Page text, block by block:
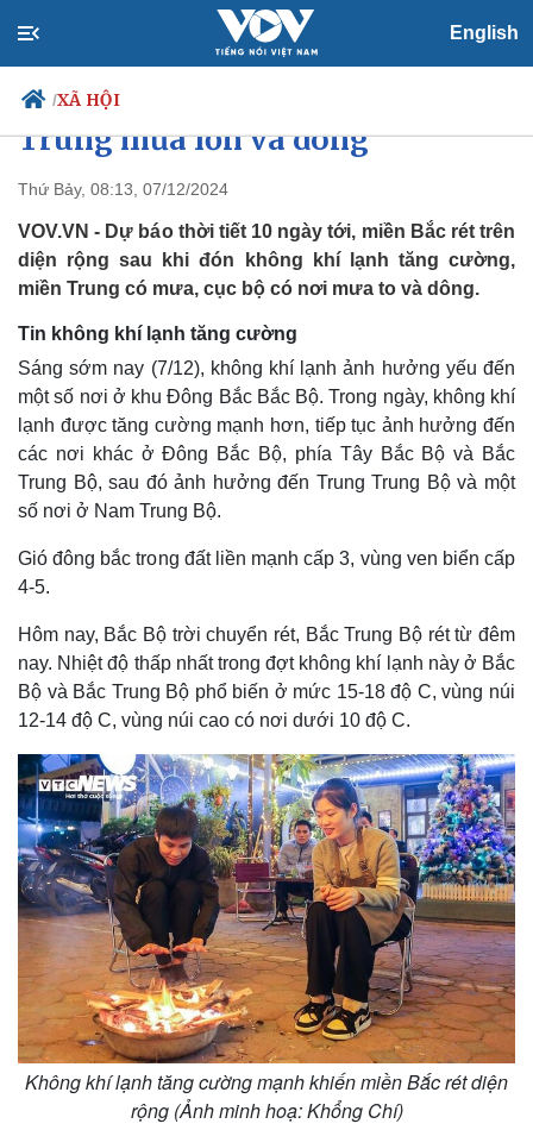
English
/XÃ HỘI
Chính trị
Đảng
Tổ chức nhân sự
Nhận diện sự thật
Xã hội
Tin 24h
Dự báo thời tiết
Dấu ấn VOV
Việc làm
Biển đảo
Thế giới
Quan sát
Cuộc sống đó đây
Hồ sơ
Multimedia
Video
Ảnh
E-Magazine
Infographic
Dự báo thời tiết 10 ngày tới:
Miền Bắc rét diện rộng, miền
Trung mưa lớn và dông
Thứ Bảy, 08:13, 07/12/2024
VOV.VN - Dự báo thời tiết 10 ngày tới, miền Bắc rét trên
diện rộng sau khi đón không khí lạnh tăng cường,
miền Trung có mưa, cục bộ có nơi mưa to và dông.
Tin không khí lạnh tăng cường
Sáng sớm nay (7/12), không khí lạnh ảnh hưởng yếu đến
một số nơi ở khu Đông Bắc Bắc Bộ. Trong ngày, không khí
lạnh được tăng cường mạnh hơn, tiếp tục ảnh hưởng đến
các nơi khác ở Đông Bắc Bộ, phía Tây Bắc Bộ và Bắc
Trung Bộ, sau đó ảnh hưởng đến Trung Trung Bộ và một
số nơi ở Nam Trung Bộ.
Gió đông bắc trong đất liền mạnh cấp 3, vùng ven biển cấp
4-5.
Hôm nay, Bắc Bộ trời chuyển rét, Bắc Trung Bộ rét từ đêm
nay. Nhiệt độ thấp nhất trong đợt không khí lạnh này ở Bắc
Bộ và Bắc Trung Bộ phổ biến ở mức 15-18 độ C, vùng núi
12-14 độ C, vùng núi cao có nơi dưới 10 độ C.
Không khí lạnh tăng cường mạnh khiến miền Bắc rét diện
rộng (Ảnh minh hoạ: Khổng Chí)